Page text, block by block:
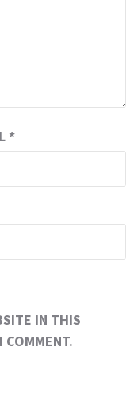
*
IN THIS
COMMENT.